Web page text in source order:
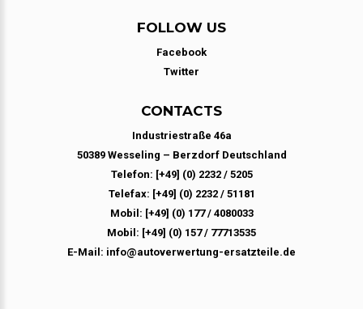
FOLLOW US
Facebook
Twitter
CONTACTS
Industriestraße 46a
50389 Wesseling – Berzdorf Deutschland
Telefon: [+49] (0) 2232 / 5205
Telefax: [+49] (0) 2232 / 51181
Mobil: [+49] (0) 177 / 4080033
Mobil: [+49] (0) 157 / 77713535
E-Mail: info@autoverwertung-ersatzteile.de